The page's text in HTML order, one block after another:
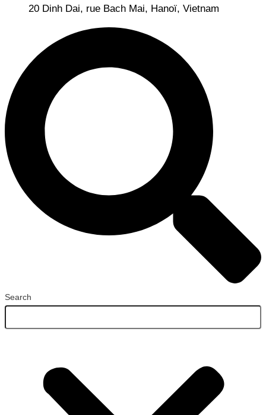
20 Dinh Dai, rue Bach Mai, Hanoï, Vietnam
Search